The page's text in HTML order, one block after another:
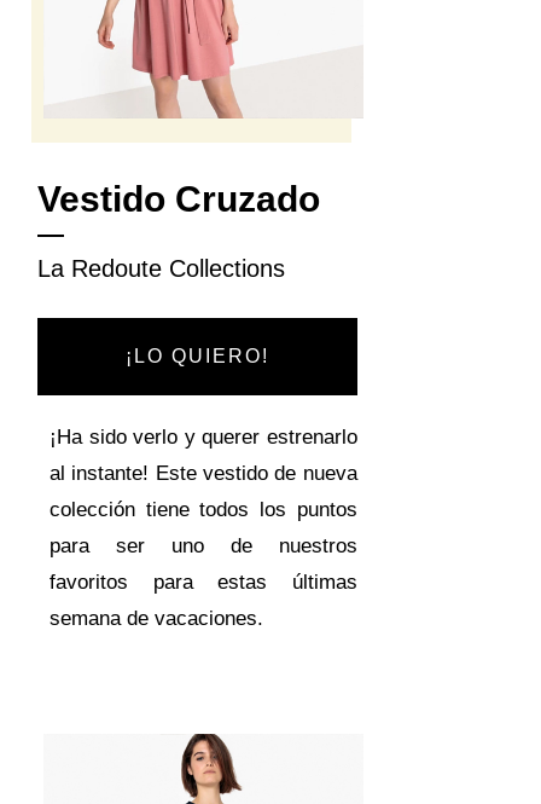
Vestido Cruzado
La Redoute Collections
¡LO QUIERO!
¡Ha sido verlo y querer estrenarlo
al instante! Este vestido de nueva
colección tiene todos los puntos
para ser uno de nuestros
favoritos para estas últimas
semana de vacaciones.